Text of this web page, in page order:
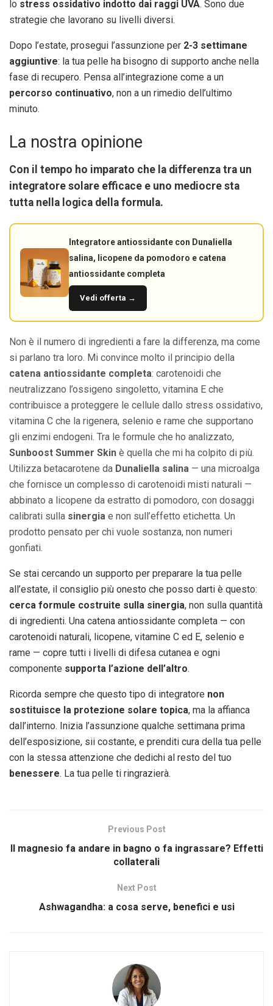
lo stress ossidativo indotto dai raggi UVA. Sono due
strategie che lavorano su livelli diversi.
Dopo l’estate, prosegui l’assunzione per 2-3 settimane
aggiuntive: la tua pelle ha bisogno di supporto anche nella
fase di recupero. Pensa all’integrazione come a un
percorso continuativo, non a un rimedio dell’ultimo
minuto.
La nostra opinione
Con il tempo ho imparato che la differenza tra un
integratore solare efficace e uno mediocre sta
tutta nella logica della formula.
Integratore antiossidante con Dunaliella
salina, licopene da pomodoro e catena
antiossidante completa
Vedi offerta →
Non è il numero di ingredienti a fare la differenza, ma come
si parlano tra loro. Mi convince molto il principio della
catena antiossidante completa: carotenoidi che
neutralizzano l’ossigeno singoletto, vitamina E che
contribuisce a proteggere le cellule dallo stress ossidativo,
vitamina C che la rigenera, selenio e rame che supportano
gli enzimi endogeni. Tra le formule che ho analizzato,
Sunboost Summer Skin è quella che mi ha colpito di più.
Utilizza betacarotene da Dunaliella salina — una microalga
che fornisce un complesso di carotenoidi misti naturali —
abbinato a licopene da estratto di pomodoro, con dosaggi
calibrati sulla sinergia e non sull’effetto etichetta. Un
prodotto pensato per chi vuole sostanza, non numeri
gonfiati.
Se stai cercando un supporto per preparare la tua pelle
all’estate, il consiglio più onesto che posso darti è questo:
cerca formule costruite sulla sinergia, non sulla quantità
di ingredienti. Una catena antiossidante completa — con
carotenoidi naturali, licopene, vitamine C ed E, selenio e
rame — copre tutti i livelli di difesa cutanea e ogni
componente supporta l’azione dell’altro.
Ricorda sempre che questo tipo di integratore non
sostituisce la protezione solare topica, ma la affianca
dall’interno. Inizia l’assunzione qualche settimana prima
dell’esposizione, sii costante, e prenditi cura della tua pelle
con la stessa attenzione che dedichi al resto del tuo
benessere. La tua pelle ti ringrazierà.
Previous Post
Il magnesio fa andare in bagno o fa ingrassare? Effetti
collaterali
Next Post
Ashwagandha: a cosa serve, benefici e usi